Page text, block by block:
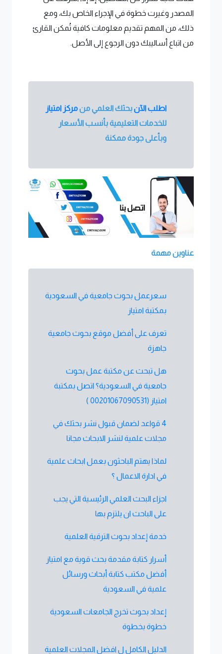
المصدر وغيرت خطوة في الإجراء الخاص بك، ومع
ذلك، من المهم تقديم معلومات كافية تُمكن القارئ
من اتباع أساليبك دون الرجوع إلى الأصل.
اطلب الآنبحثك العلمي منمركز امتياز
للخدمات التعليمية بأنسب الأسعار
وبأعلى جودة ممكنة
عناوين مهمة
سعرعمل بحوث جامعية في السعودية
بمكتبة امتياز
تعرف على أفضل موقع بحوث جامعية
جاهزة
هل تبحث عن مكتبة عمل بحوث
جامعية في السعودية؟ اتصل بمكتبة
امتياز (00201067090531 )
4 قواعد لضمان قبول نشر بحثك في
مجلات علمية لنشر الابحاث مجانا
لماذا يهتم الباحثون بعمل ابحاث علمية
في ادارة الاعمال ؟
اجزاء البحث العلمي الرئيسية التي يجب
على الباحث ان يلتزم بها
خدمة إعداد بحوث الترقية العلمية
أسرار كتابة مقدمة بحث قوية مع امتياز
أفضل مكتب كتابة أبحاث ورسائل
علمية في السعودية
إعداد بحوث تخرج الجامعات السعودية
خطوة بخطوة
الدليل الكامل ل افضل المجلات العلمية